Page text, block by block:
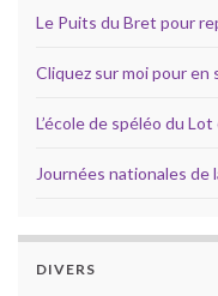
Le Puits du Bret pour
Cliquez sur moi pour en
L’école de spéléo du
Journées nationales
DIVERS